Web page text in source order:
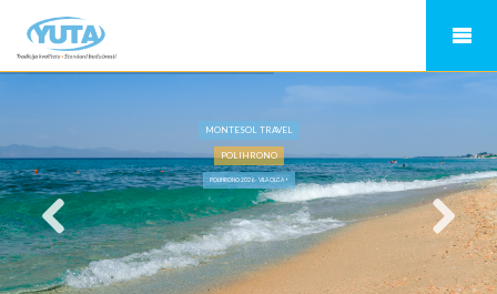
MONTESOL TRAVEL
POLIHRONO
POLIHRONO 2026 - VILA OLGA +